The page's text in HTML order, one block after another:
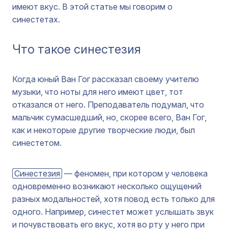
имеют вкус. В этой статье мы говорим о
синестетах.
Что такое синестезия
Когда юный Ван Гог рассказал своему учителю
музыки, что ноты для него имеют цвет, тот
отказался от него. Преподаватель подумал, что
мальчик сумасшедший, но, скорее всего, Ван Гог,
как и некоторые другие творческие люди, был
синестетом.
Синестезия — феномен, при котором у человека
одновременно возникают несколько ощущений
разных модальностей, хотя повод есть только для
одного. Например, синестет может услышать звук
и почувствовать его вкус, хотя во рту у него при